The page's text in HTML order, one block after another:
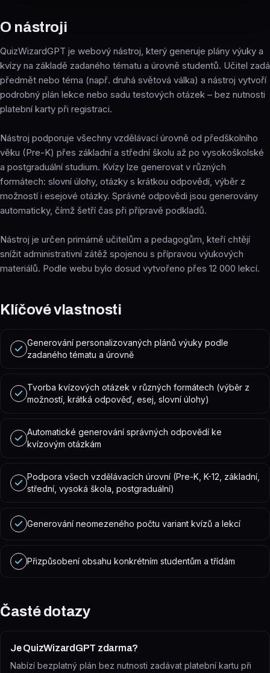
O nástroji
QuizWizardGPT je webový nástroj, který generuje plány výuky a
kvízy na základě zadaného tématu a úrovně studentů. Učitel zadá
předmět nebo téma (např. druhá světová válka) a nástroj vytvoří
podrobný plán lekce nebo sadu testových otázek – bez nutnosti
platební karty při registraci.
Nástroj podporuje všechny vzdělávací úrovně od předškolního
věku (Pre-K) přes základní a střední školu až po vysokoškolské
a postgraduální studium. Kvízy lze generovat v různých
formátech: slovní úlohy, otázky s krátkou odpovědí, výběr z
možností i esejové otázky. Správné odpovědi jsou generovány
automaticky, čímž šetří čas při přípravě podkladů.
Nástroj je určen primárně učitelům a pedagogům, kteří chtějí
snížit administrativní zátěž spojenou s přípravou výukových
materiálů. Podle webu bylo dosud vytvořeno přes 12 000 lekcí.
Klíčové vlastnosti
Generování personalizovaných plánů výuky podle
zadaného tématu a úrovně
Tvorba kvízových otázek v různých formátech (výběr z
možností, krátká odpověď, esej, slovní úlohy)
Automatické generování správných odpovědí ke
kvízovým otázkám
Podpora všech vzdělávacích úrovní (Pre-K, K-12, základní,
střední, vysoká škola, postgraduální)
Generování neomezeného počtu variant kvízů a lekcí
Přizpůsobení obsahu konkrétním studentům a třídám
Časté dotazy
Je QuizWizardGPT zdarma?
Nabízí bezplatný plán bez nutnosti zadávat platební kartu při